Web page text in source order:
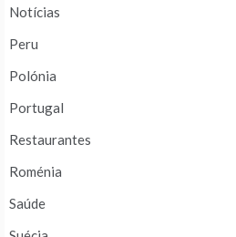
Notícias
Peru
Polónia
Portugal
Restaurantes
Roménia
Saúde